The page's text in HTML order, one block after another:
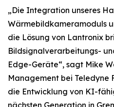
„Die Integration unseres
Wärmebildkameramoduls
die Lösung von Lantronix
Bildsignalverarbeitungs-
Edge-Geräte“, sagt Mike
Management bei Teledyne
die Entwicklung von KI-
nächsten Generation in